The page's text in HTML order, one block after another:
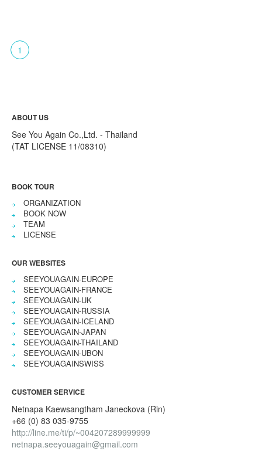
1
ABOUT US
See You Again Co.,Ltd. - Thailand
(TAT LICENSE 11/08310)
BOOK TOUR
ORGANIZATION
BOOK NOW
TEAM
LICENSE
OUR WEBSITES
SEEYOUAGAIN-EUROPE
SEEYOUAGAIN-FRANCE
SEEYOUAGAIN-UK
SEEYOUAGAIN-RUSSIA
SEEYOUAGAIN-ICELAND
SEEYOUAGAIN-JAPAN
SEEYOUAGAIN-THAILAND
SEEYOUAGAIN-UBON
SEEYOUAGAINSWISS
CUSTOMER SERVICE
Netnapa Kaewsangtham Janeckova (Rin)
+66 (0) 83 035-9755
http://line.me/ti/p/~004207289999999
netnapa.seeyouagain@gmail.com